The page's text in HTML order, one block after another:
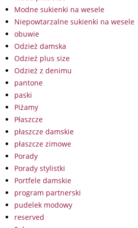
Modne sukienki na wesele
Niepowtarzalne sukienki na wesele
obuwie
Odzież damska
Odzież plus size
Odzież z denimu
pantone
paski
Piżamy
Płaszcze
płaszcze damskie
płaszcze zimowe
Porady
Porady stylistki
Portfele damskie
program partnerski
pudelek modowy
reserved